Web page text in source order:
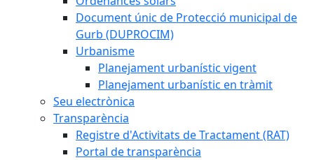
Document únic de Protecció municipal de
Gurb (DUPROCIM)
Urbanisme
Planejament urbanístic vigent
Planejament urbanístic en tràmit
Seu electrònica
Transparència
Registre d'Activitats de Tractament (RAT)
Portal de transparència